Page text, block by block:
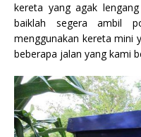
kereta yang agak
baiklah segera ambil
menggunakan kereta mini
beberapa jalan yang kami